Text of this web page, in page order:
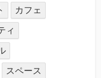
カフェ
ィ
スペース